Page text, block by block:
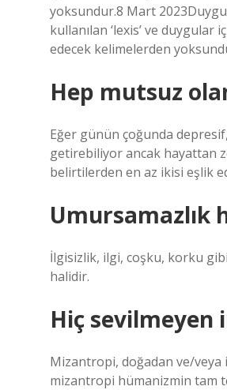
yoksundur.8 Mart
kullanılan ‘lexis’ ve
edecek kelimelerden
Hep mutsuz
Eğer günün çoğunda
getirebiliyor ancak hayattan
belirtilerden en az ikisi eşlik
Umursamazlık
İlgisizlik, ilgi, coşku, korku gibi
halidir.
Hiç sevilmeyen
Mizantropi, doğadan ve/veya
mizantropi hümanizmin tam